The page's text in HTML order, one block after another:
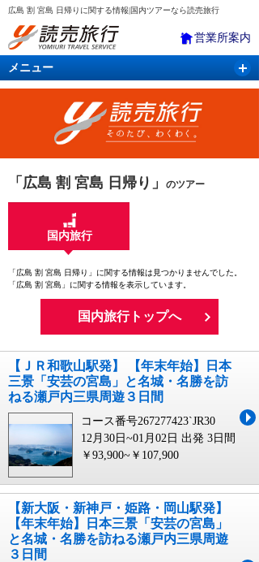
広島 割 宮島 日帰りに関する情報|国内ツアーなら読売旅行
営業所案内
メニュー
国内旅行 バスツアー 海外旅行
「広島 割 宮島 日帰り」 のツアー
国内旅行
「広島 割 宮島 日帰り」に関する情報は見つかりませんでした。
「広島 割 宮島」に関する情報を表示しています。
国内旅行トップへ
【ＪＲ和歌山駅発】 【年末年始】日本
三景「安芸の宮島」と名城・名勝を訪
ねる瀬戸内三県周遊３日間
コース番号267277423`JR30
12月30日~01月02日 出発 3日間
￥93,900~￥107,900
【新大阪・新神戸・姫路・岡山駅発】
【年末年始】日本三景「安芸の宮島」
と名城・名勝を訪ねる瀬戸内三県周遊
３日間